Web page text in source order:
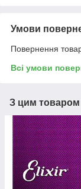
Умови
Повернення
Всі умови
З цим